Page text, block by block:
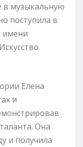
в музыкальную
поступила в
имени
Елена
и
Она
и получила